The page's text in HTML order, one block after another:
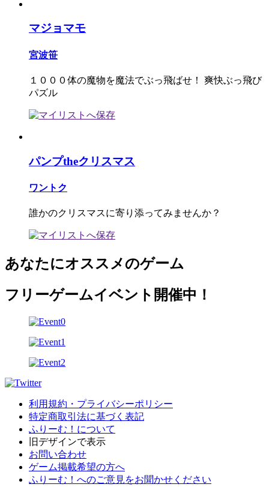
マジョマモ
宮波笹
１０００体の魔物を魔法でぶっ飛ばせ！ 爽快ぶっ飛び
パズル
パンプtheクリスマス
ワントク
誰かのクリスマスに寄り添ってみませんか？
あなたにオススメのゲーム
フリーゲームイベント開催中！
利用規約・プライバシーポリシー
特定商取引法に基づく表記
ふりーむ！について
旧デザインで表示
お問い合わせ
ゲーム掲載希望の方へ
ふりーむ！へのご意見をお聞かせください